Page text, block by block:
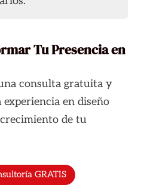
Tu Presencia en
consulta gratuita y
en diseño
de tu
GRATIS